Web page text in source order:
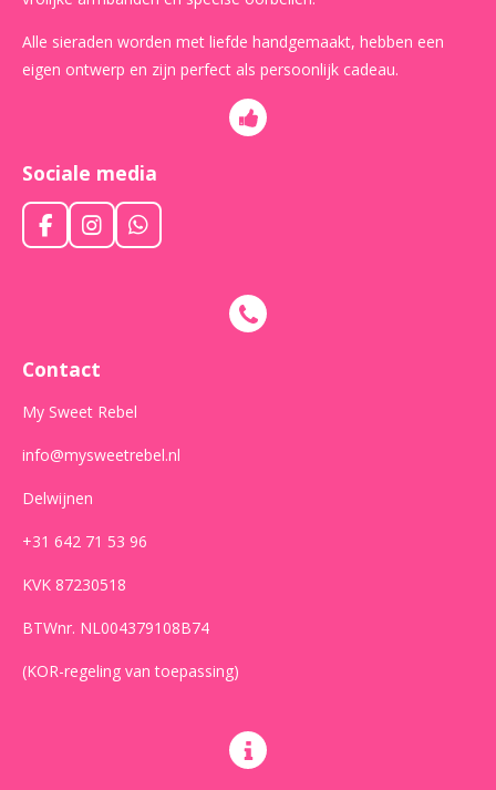
Alle sieraden worden met liefde handgemaakt, hebben een
eigen ontwerp en zijn perfect als persoonlijk cadeau.
Sociale media
F
a
k
I
n
r
a
m
W
h
Contact
My Sweet Rebel
info@mysweetrebel.nl
Delwijnen
+31 642 71 53 96
KVK 87230518
BTWnr. NL004379108B74
(KOR-regeling van toepassing)